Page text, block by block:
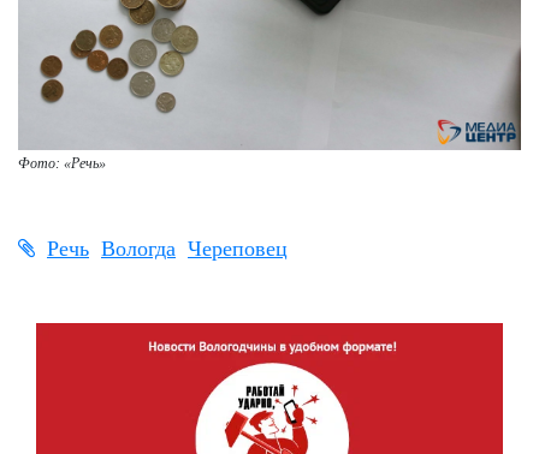
Фото: «Речь»
Речь Вологда Череповец